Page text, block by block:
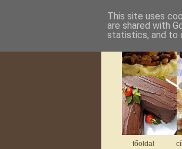
főoldal
This site uses
are shared with
statistics, and to